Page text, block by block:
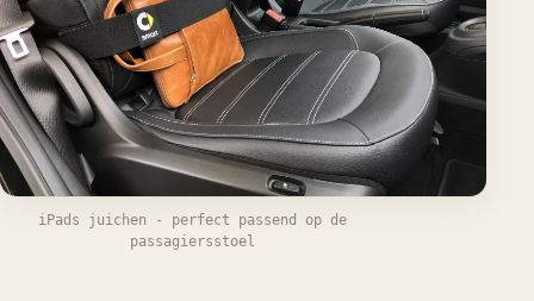
iPads juichen - perfect passend op de
passagiersstoel